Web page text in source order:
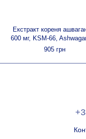
Екстракт кореня
600 мг, KSM-66,
Root Extract, Nutricost,
905 грн